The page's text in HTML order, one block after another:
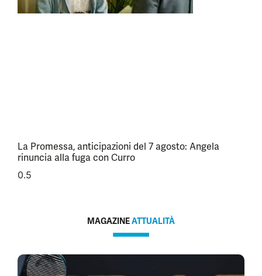
La Promessa, anticipazioni del 7 agosto: Angela
rinuncia alla fuga con Curro
MAGAZINEATTUALITÀ